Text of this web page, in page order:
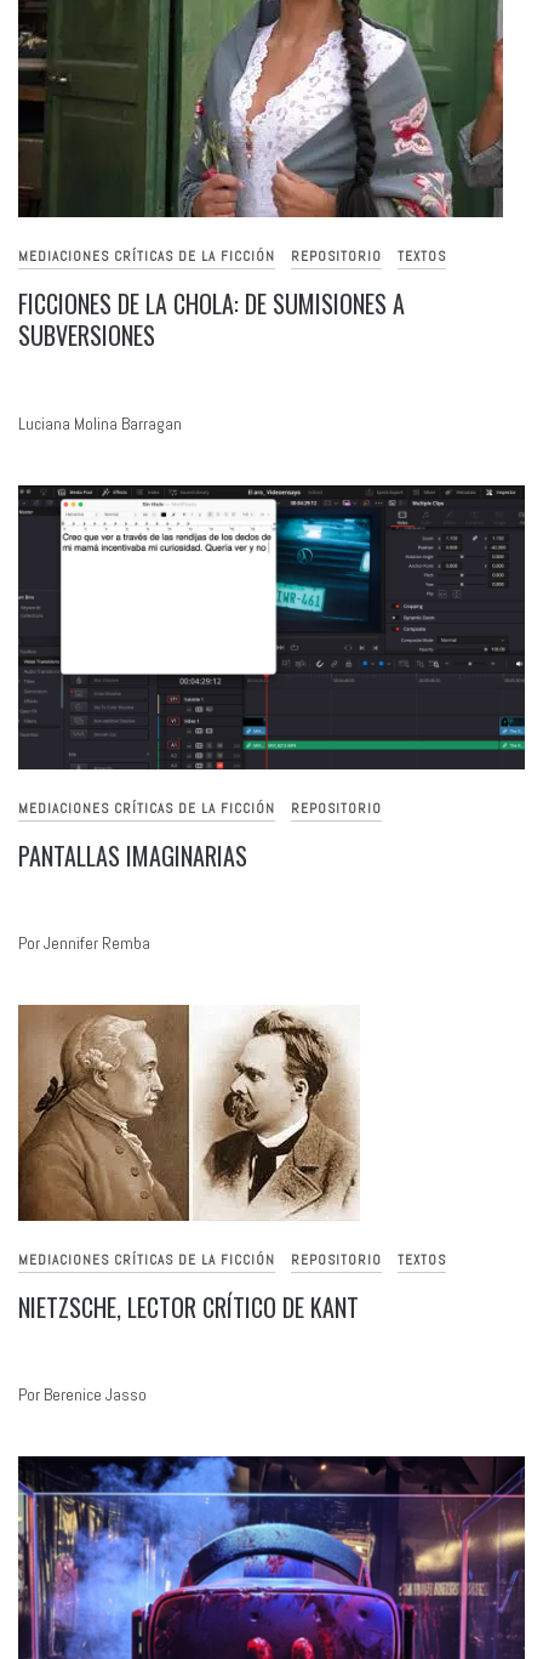
MEDIACIONES CRÍTICAS DE LA FICCIÓN REPOSITORIO TEXTOS
FICCIONES DE LA CHOLA: DE SUMISIONES A
SUBVERSIONES
Luciana Molina Barragan
MEDIACIONES CRÍTICAS DE LA FICCIÓN REPOSITORIO
PANTALLAS IMAGINARIAS
Por Jennifer Remba
MEDIACIONES CRÍTICAS DE LA FICCIÓN REPOSITORIO TEXTOS
NIETZSCHE, LECTOR CRÍTICO DE KANT
Por Berenice Jasso